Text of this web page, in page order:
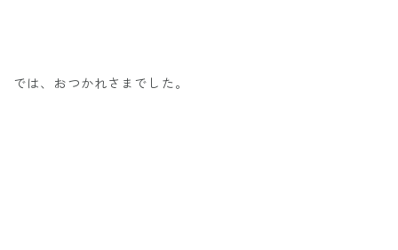
では、おつかれさまでした。